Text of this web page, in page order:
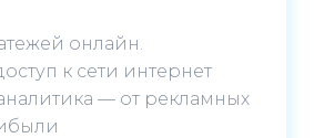
онлайн.
к сети интернет
— от рекламных